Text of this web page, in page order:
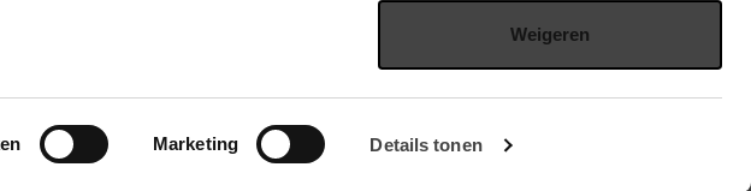
Marketing Details tonen
Weigeren